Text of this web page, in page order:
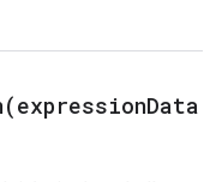
expressionData